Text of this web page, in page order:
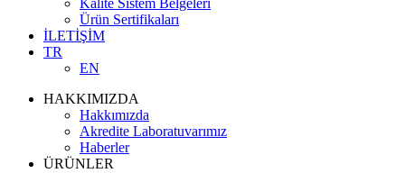
Kalite Sistem Belgeleri
Ürün Sertifikaları
İLETİŞİM
TR
EN
HAKKIMIZDA
Hakkımızda
Akredite Laboratuvarımız
Haberler
ÜRÜNLER